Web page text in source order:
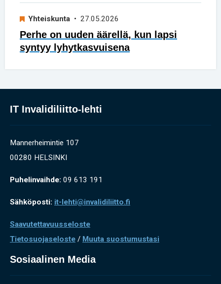
Yhteiskunta • 27.05.2026
Perhe on uuden äärellä, kun lapsi
syntyy lyhytkasvuisena
IT Invalidiliitto-lehti
Mannerheimintie 107
00280 HELSINKI
Puhelinvaihde: 09 613 191
Sähköposti: it-lehti@invalidiliitto.fi
Saavutettavuusseloste
Tietosuojaseloste / Muuta suostumustasi
Sosiaalinen Media